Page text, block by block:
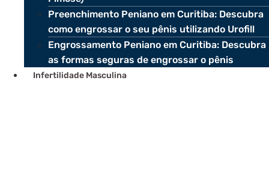
Preenchimento Peniano em Curitiba: Descubra
como engrossar o seu pênis utilizando Urofill
Engrossamento Peniano em Curitiba: Descubra
as formas seguras de engrossar o pênis
Infertilidade Masculina